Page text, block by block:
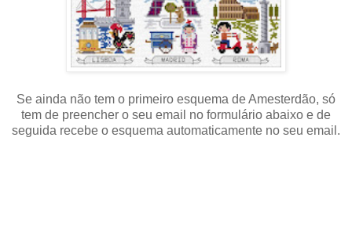
Se ainda não tem o primeiro esquema de Amesterdão, só
tem de preencher o seu email no formulário abaixo e de
seguida recebe o esquema automaticamente no seu email.